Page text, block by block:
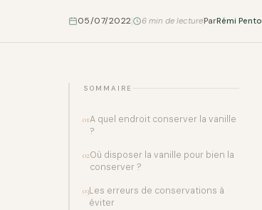
05/07/2022 6 min de lectureParRémi Pento
SOMMAIRE
01A quel endroit conserver la vanille
?
02Où disposer la vanille pour bien la
conserver ?
03Les erreurs de conservations à
éviter